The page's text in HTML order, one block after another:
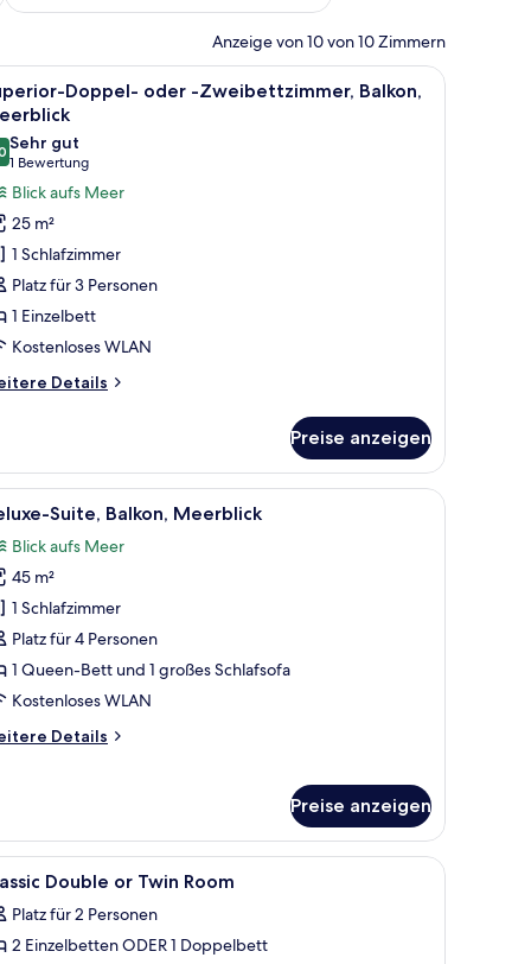
Anzeige von 10 von 10 Zimmern
mit Blick auf das Meer und Boote.
einem Sessel, einem Nachttisch und einem Fenster mit Blick auf ein
Ein Hotelzimmer mit zwei Betten, einem
6
Doppel- oder -Zweibettzimmer, Balkon,
von 10
Sehr gut
1 Bewertung
(1
Bewertung)
Blick aufs Meer
25 m²
1 Schlafzimmer
Platz für 3 Personen
1 Einzelbett
Kostenloses WLAN
Details
Preise anzeigen
Sessel und Blick auf Gebäude durch das Fenster.
einem runden Tisch, einem Bett mit rotem Kopfteil und einem großen
Ein modernes Zimmer mit großem Fenster
5 Suite, Balkon, Meerblick
Blick aufs Meer
45 m²
1 Schlafzimmer
Platz für 4 Personen
1 Queen-Bett und 1 großes Schlafsofa
Kostenloses WLAN
Details
Preise anzeigen
Fernseher und Meerblick. Ein Schlafzimmer mit Bett, Nachttisch,
11 Double or Twin Room
Platz für 2 Personen
2 Einzelbetten ODER 1 Doppelbett